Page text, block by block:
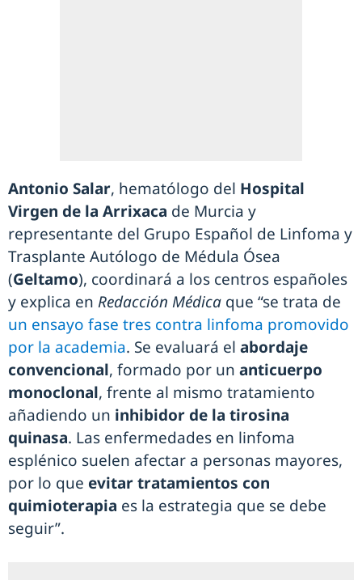
Antonio Salar, hematólogo del Hospital
Virgen de la Arrixaca de Murcia y
representante del Grupo Español de Linfoma y
Trasplante Autólogo de Médula Ósea
(Geltamo), coordinará a los centros españoles
y explica en Redacción Médica que “se trata de
un ensayo fase tres contra linfoma promovido
por la academia. Se evaluará el abordaje
convencional, formado por un anticuerpo
monoclonal, frente al mismo tratamiento
añadiendo un inhibidor de la tirosina
quinasa. Las enfermedades en linfoma
esplénico suelen afectar a personas mayores,
por lo que evitar tratamientos con
quimioterapia es la estrategia que se debe
seguir”.